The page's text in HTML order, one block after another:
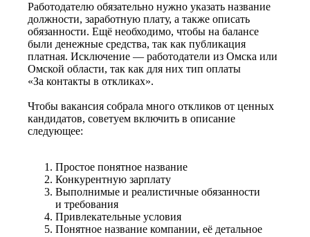
Работодателю обязательно нужно указать название
должности, заработную плату, а также описать
обязанности. Ещё необходимо, чтобы на балансе
были денежные средства, так как публикация
платная. Исключение — работодатели из Омска или
Омской области, так как для них тип оплаты
«За контакты в откликах».
Чтобы вакансия собрала много откликов от ценных
кандидатов, советуем включить в описание
следующее:
Простое понятное название
Конкурентную зарплату
Выполнимые и реалистичные обязанности
и требования
Привлекательные условия
Понятное название компании, её детальное